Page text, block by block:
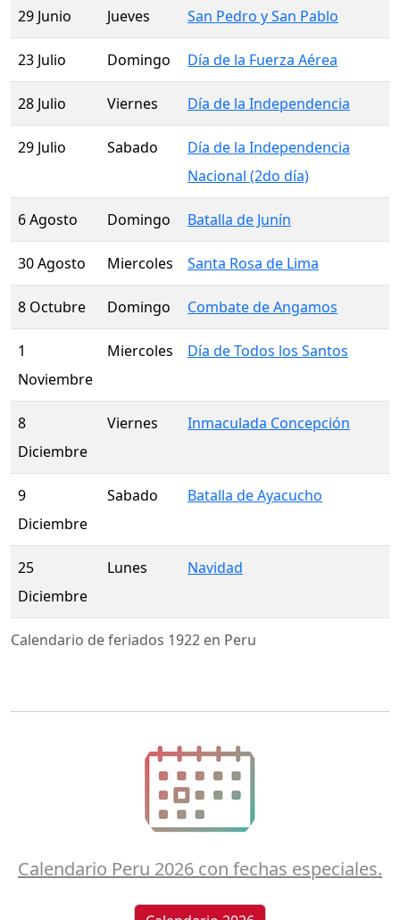
Calendario de feriados 1922 en Peru
29 Junio Jueves San Pedro y San Pablo
23 Julio Domingo Día de la Fuerza Aérea
28 Julio Viernes Día de la Independencia
29 Julio Sabado
Día de la Independencia
Nacional (2do día)
6 Agosto Domingo Batalla de Junín
30 Agosto Miercoles Santa Rosa de Lima
8 Octubre Domingo Combate de Angamos
1
Noviembre
Miercoles Día de Todos los Santos
8
Diciembre
Viernes Inmaculada Concepción
9
Diciembre
Sabado Batalla de Ayacucho
25
Diciembre
Lunes Navidad
Calendario Peru 2026 con fechas especiales.